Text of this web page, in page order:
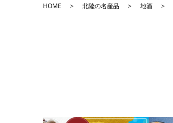
HOME > 北陸の名産品 > 地酒 >